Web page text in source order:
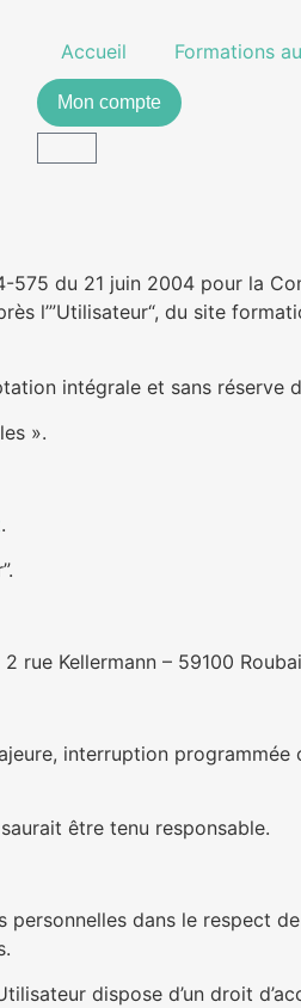
Accueil Formations
Mon compte
du 21 juin 2004 pour la
l’”Utilisateur“, du site
intégrale et sans réserve
».
.
rue Kellermann – 59100
interruption programmée
être tenu responsable.
dans le respect
dispose d’un droit